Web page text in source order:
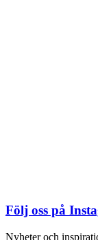
Följ oss på
Nyheter och